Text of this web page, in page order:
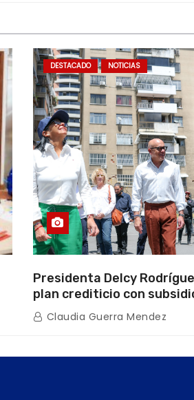
DESTACADO NOTICIAS
Presidenta Delcy
plan crediticio con
directo en encuentro con
de Condominio
Claudia Guerra Mendez